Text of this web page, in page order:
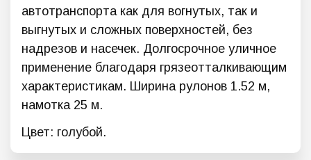
автотранспорта как для вогнутых, так и
выгнутых и сложных поверхностей, без
надрезов и насечек. Долгосрочное уличное
применение благодаря грязеотталкивающим
характеристикам. Ширина рулонов 1.52 м,
намотка 25 м.
Цвет: голубой.